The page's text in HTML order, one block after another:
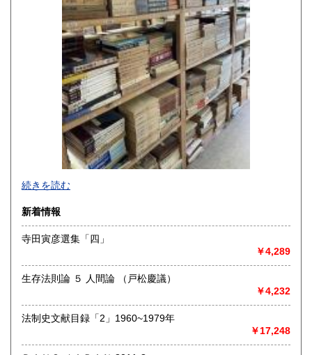
1,500円
-
沿線名：-
最寄駅：-
営業時間：-
定休日：-
書籍の買取について
取り扱い分野
総記、哲学宗教、歴史、社会科学、自然科学、美術工芸、国
続きを読む
新着情報
寺田寅彦選集「四」
￥4,289
生存法則論 ５ 人間論 （戸松慶議）
￥4,232
法制史文献目録「2」1960~1979年
￥17,248